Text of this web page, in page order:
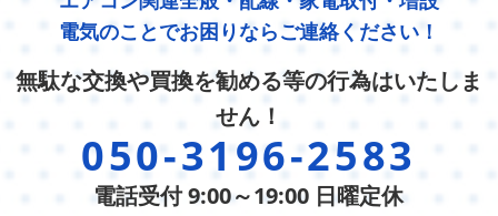
電気のことでお困りならご連絡ください！
無駄な交換や買換を勧める等の行為はいたしま
せん！
050-3196-2583
電話受付 9:00～19:00 日曜定休